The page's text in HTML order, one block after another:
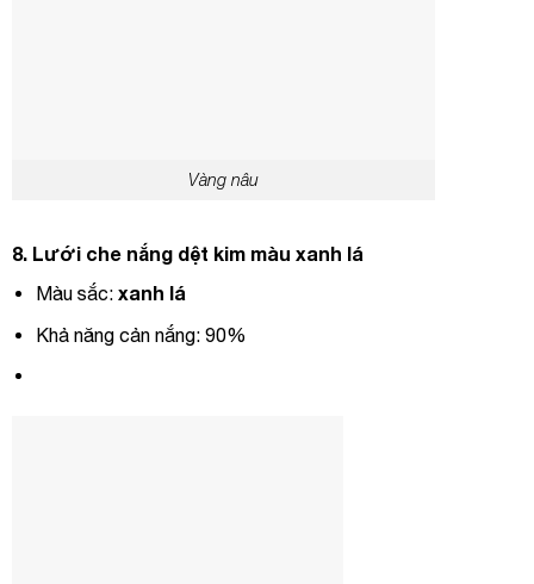
Vàng nâu
8. Lưới che nắng dệt kim màu xanh lá
Màu sắc: xanh lá
Khả năng cản nắng: 90%